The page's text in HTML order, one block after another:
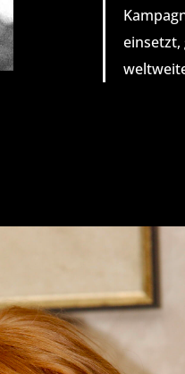
einsetzt,